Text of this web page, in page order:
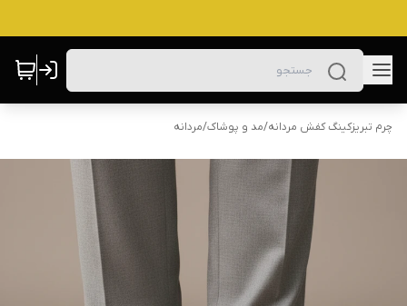
چرم تبریزکینگ کفش مردانه/مد و پوشاک/مردانه